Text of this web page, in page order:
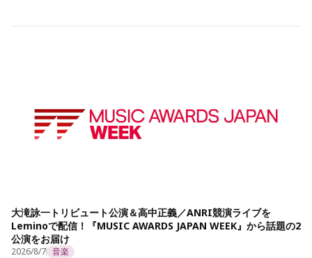
大滝詠一トリビュート公演＆高中正義／ANRI競演ライブを
Leminoで配信！『MUSIC AWARDS JAPAN WEEK』から話題の2
公演をお届け
2026/8/7 音楽